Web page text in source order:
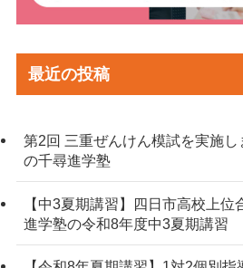
最近の投稿
第2回 三重ぜんけん模試を実施
の千尋進学塾
【中3夏期講習】四日市高校上
進学塾の令和8年度中3夏期講習